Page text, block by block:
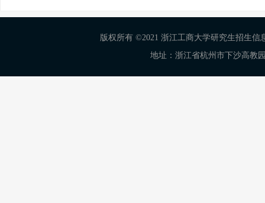
版权所有 ©2021 浙江工商大学研究生招生信
地址：浙江省杭州市下沙高教